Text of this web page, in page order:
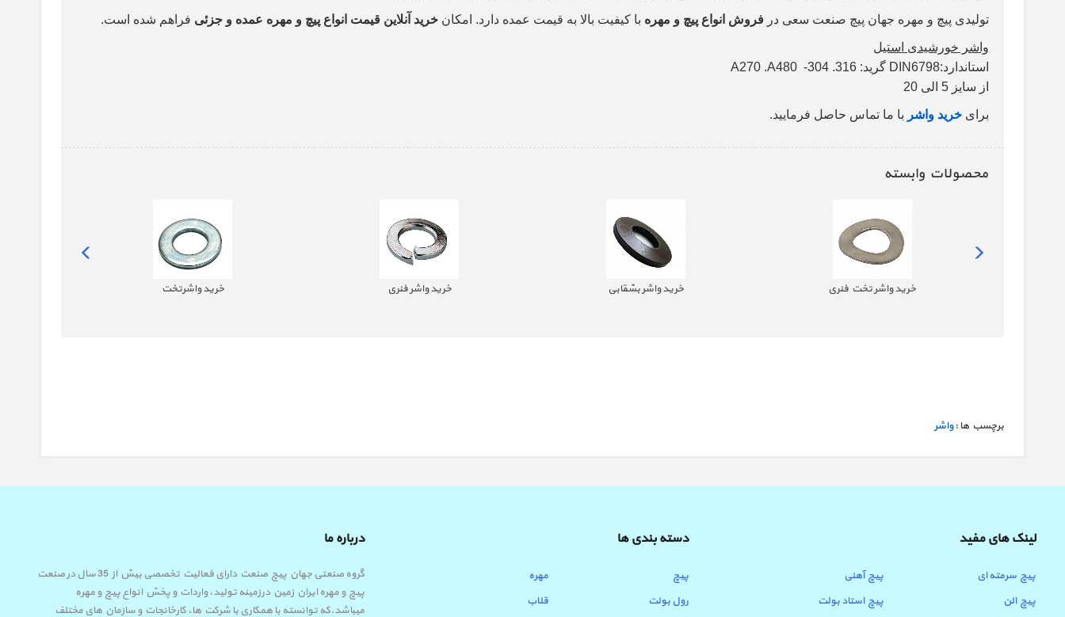
تولیدی پیچ و مهره جهان پیچ صنعت سعی در فروش انواع پیچ و مهره با کیفیت بالا به قیمت عمده دارد. امکان خرید آنلاین قیمت انواع پیچ و مهره عمده و جزئی فراهم شده است.
واشر خورشیدی استیل
استاندارد:DIN6798 گرید: A270 .A480 -304 .316
از سایز 5 الی 20
برای خرید واشر با ما تماس حاصل فرمایید.
محصولات وابسته
خرید واشرتخت خرید واشر فنری خرید واشر بشقابی خرید واشر تخت فنری
برچسب ها :واشر
لینک های مفید
پیچ سرمته ای
پیچ آهنی
پیچ الن
پیچ استاد بولت
دسته بندی ها
پیچ
مهره
رول بولت
قلاب
درباره ما
گروه صنعتی جهان پیچ صنعت دارای فعالیت تخصصی بیش از 35 سال در صنعت
پیچ و مهره ایران زمین درزمینه تولید، واردات و پخش انواع پیچ و مهره
میباشد.که توانسته با همکاری با شرکت ها، کارخانجات و سازمان های مختلف